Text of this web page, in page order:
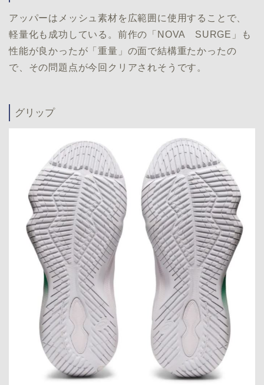
アッパーはメッシュ素材を広範囲に使用することで、
軽量化も成功している。前作の「NOVA SURGE」も
性能が良かったが「重量」の面で結構重たかったの
で、その問題点が今回クリアされそうです。
グリップ